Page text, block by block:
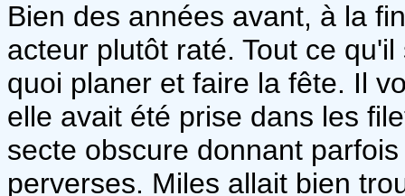
Bien des années avant, à la
acteur plutôt raté. Tout ce
quoi planer et faire la fête. Il
elle avait été prise dans les
secte obscure donnant
perverses. Miles allait bien